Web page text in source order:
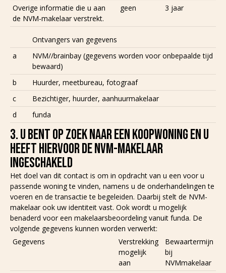
Overige informatie die u aan
de NVM-makelaar verstrekt.
geen 3 jaar
Ontvangers van gegevens
a
NVM//brainbay (gegevens worden voor onbepaalde tijd
bewaard)
b
Huurder, meetbureau, fotograaf
c
Bezichtiger, huurder, aanhuurmakelaar
d
funda
3. U BENT OP ZOEK NAAR EEN KOOPWONING EN U
HEEFT HIERVOOR DE NVM-MAKELAAR
INGESCHAKELD
Het doel van dit contact is om in opdracht van u een voor u
passende woning te vinden, namens u de onderhandelingen te
voeren en de transactie te begeleiden. Daarbij stelt de NVM-
makelaar ook uw identiteit vast. Ook wordt u mogelijk
benaderd voor een makelaarsbeoordeling vanuit funda. De
volgende gegevens kunnen worden verwerkt:
Gegevens
Verstrekking
mogelijk
aan
Bewaartermijn
bij
NVMmakelaar